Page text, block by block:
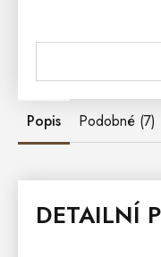
Popis Podobné (7)
DETAILNÍ